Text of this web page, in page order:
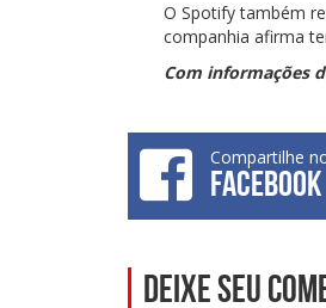
O Spotify também
companhia afirma
Com informações
Compartilhe
FACEBOOK
Deixe seu